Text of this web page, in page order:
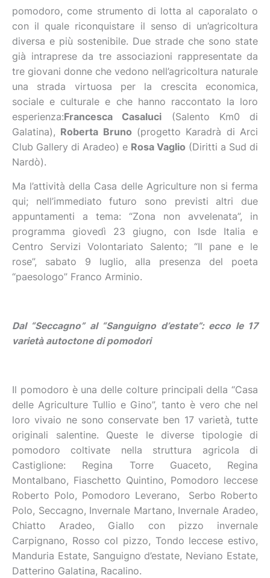
pomodoro, come strumento di lotta al caporalato o
con il quale riconquistare il senso di un’agricoltura
diversa e più sostenibile. Due strade che sono state
già intraprese da tre associazioni rappresentate da
tre giovani donne che vedono nell’agricoltura naturale
una strada virtuosa per la crescita economica,
sociale e culturale e che hanno raccontato la loro
esperienza:Francesca Casaluci (Salento Km0 di
Galatina), Roberta Bruno (progetto Karadrà di Arci
Club Gallery di Aradeo) e Rosa Vaglio (Diritti a Sud di
Nardò).
Ma l’attività della Casa delle Agriculture non si ferma
qui; nell’immediato futuro sono previsti altri due
appuntamenti a tema: “Zona non avvelenata”, in
programma giovedì 23 giugno, con Isde Italia e
Centro Servizi Volontariato Salento; “Il pane e le
rose”, sabato 9 luglio, alla presenza del poeta
“paesologo” Franco Arminio.
Dal “Seccagno” al “Sanguigno d’estate”: ecco le 17
varietà autoctone di pomodori
Il pomodoro è una delle colture principali della “Casa
delle Agriculture Tullio e Gino”, tanto è vero che nel
loro vivaio ne sono conservate ben 17 varietà, tutte
originali salentine. Queste le diverse tipologie di
pomodoro coltivate nella struttura agricola di
Castiglione: Regina Torre Guaceto, Regina
Montalbano, Fiaschetto Quintino, Pomodoro leccese
Roberto Polo, Pomodoro Leverano, Serbo Roberto
Polo, Seccagno, Invernale Martano, Invernale Aradeo,
Chiatto Aradeo, Giallo con pizzo invernale
Carpignano, Rosso col pizzo, Tondo leccese estivo,
Manduria Estate, Sanguigno d’estate, Neviano Estate,
Datterino Galatina, Racalino.